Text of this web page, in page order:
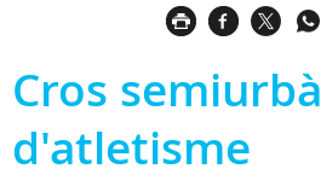
Cros semiurbà
d'atletisme